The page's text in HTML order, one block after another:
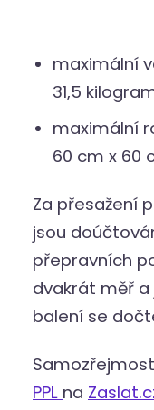
maximální
31,5
maximální
60 cm x 60
Za přesažení
jsou
přepravních
dvakrát měř a
balení se
PPL na